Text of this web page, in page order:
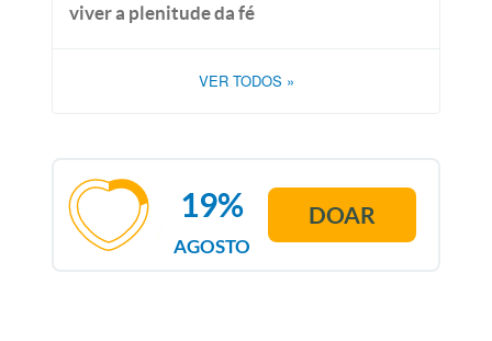
viver a plenitude da fé
VER TODOS »
AGOSTO
19% DOAR